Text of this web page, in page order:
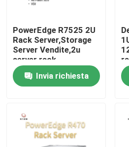
Prodotti
Su di noi
Controllo della qualità
PowerEdge R7525 2U
Rack Server,Storage
Server Vendite,2u
server rack
esportatore
Invia richiesta